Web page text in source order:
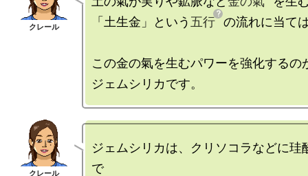
「土生金」という 五行 の流れに当て
この金の氣を生むパワーを強化するの
ジェムシリカは、クリソコラなどに珪
で